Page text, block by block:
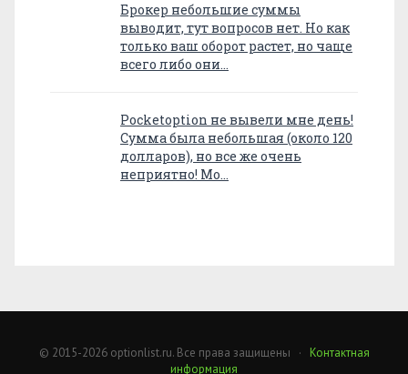
Брокер небольшие суммы
выводит, тут вопросов нет. Но как
только ваш оборот растет, но чаще
всего либо они…
Pocketoption не вывели мне день!
Сумма была небольшая (около 120
долларов), но все же очень
неприятно! Мо…
© 2015-2026 optionlist.ru. Все права защищены · Контактная
информация